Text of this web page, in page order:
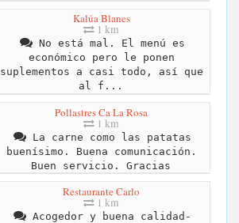
Kalúa Blanes
1 km
No está mal. El menú es
económico pero le ponen
suplementos a casi todo, así que
al f...
Pollastres Ca La Rosa
1 km
La carne como las patatas
buenísimo. Buena comunicación.
Buen servicio. Gracias
Restaurante Carlo
1 km
Acogedor y buena calidad-